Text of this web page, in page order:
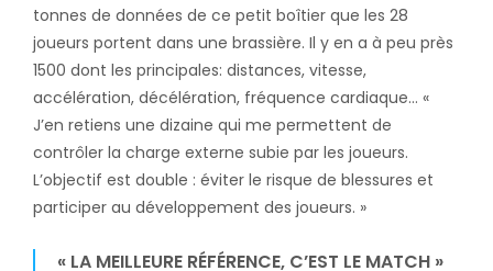
tonnes de données de ce petit boîtier que les 28
joueurs portent dans une brassière. Il y en a à peu près
1500 dont les principales: distances, vitesse,
accélération, décélération, fréquence cardiaque… «
J’en retiens une dizaine qui me permettent de
contrôler la charge externe subie par les joueurs.
L’objectif est double : éviter le risque de blessures et
participer au développement des joueurs. »
« LA MEILLEURE RÉFÉRENCE, C’EST LE MATCH »